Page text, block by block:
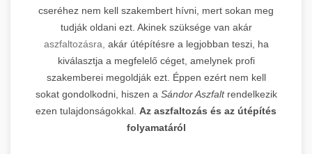
cseréhez nem kell szakembert hívni, mert sokan meg
tudják oldani ezt. Akinek szüksége van akár
aszfaltozásra, akár útépítésre a legjobban teszi, ha
kiválasztja a megfelelő céget, amelynek profi
szakemberei megoldják ezt. Éppen ezért nem kell
sokat gondolkodni, hiszen a Sándor Aszfaltrendelkezik
ezen tulajdonságokkal. Az aszfaltozás és az útépítés
folyamatáról